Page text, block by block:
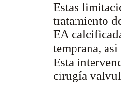
Estas
tratamiento
EA
temprana,
Esta
cirugía